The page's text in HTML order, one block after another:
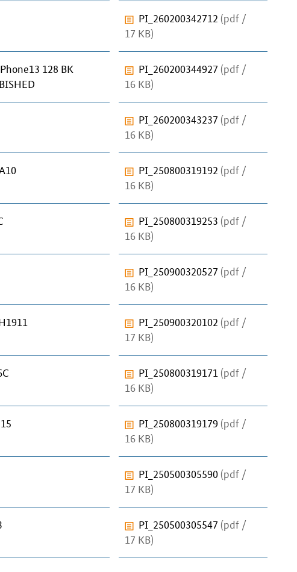
PI_260200342712 (pdf /
17 KB)
128 BK
PI_260200344927 (pdf /
16 KB)
PI_260200343237 (pdf /
16 KB)
PI_250800319192 (pdf /
16 KB)
PI_250800319253 (pdf /
16 KB)
PI_250900320527 (pdf /
16 KB)
PI_250900320102 (pdf /
17 KB)
PI_250800319171 (pdf /
16 KB)
PI_250800319179 (pdf /
16 KB)
PI_250500305590 (pdf /
17 KB)
PI_250500305547 (pdf /
17 KB)